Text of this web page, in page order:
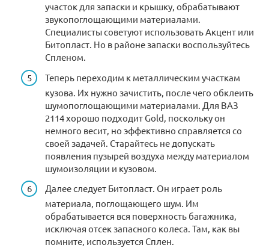
участок для запаски и крышку, обрабатывают
звукопоглощающими материалами.
Специалисты советуют использовать Акцент или
Битопласт. Но в районе запаски воспользуйтесь
Спленом.
Теперь переходим к металлическим участкам
кузова. Их нужно зачистить, после чего обклеить
шумопоглощающими материалами. Для ВАЗ
2114 хорошо подходит Gold, поскольку он
немного весит, но эффективно справляется со
своей задачей. Старайтесь не допускать
появления пузырей воздуха между материалом
шумоизоляции и кузовом.
Далее следует Битопласт. Он играет роль
материала, поглощающего шум. Им
обрабатывается вся поверхность багажника,
исключая отсек запасного колеса. Там, как вы
помните, используется Сплен.